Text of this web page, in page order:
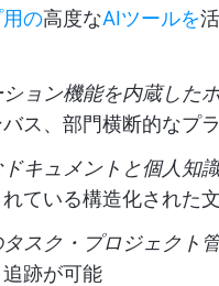
の高度なAIツールを
ョン機能を内蔵した
ス、部門横断的なプ
キュメントと個人知
ている構造化された
スク・プロジェクト
跡が可能